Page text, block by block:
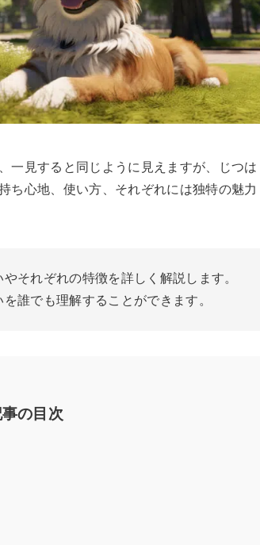
、一見すると同じように見えますが、じつは
ち心地、使い方、それぞれには独特の魅力
それぞれの特徴を詳しく解説します。
誰でも理解することができます。
の目次